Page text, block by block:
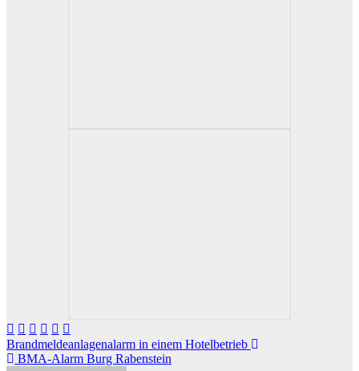
Beitragsnavigation
Brandmeldeanlagenalarm in einem Hotelbetrieb
BMA-Alarm Burg Rabenstein